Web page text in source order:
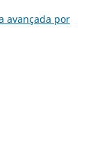
avançada por